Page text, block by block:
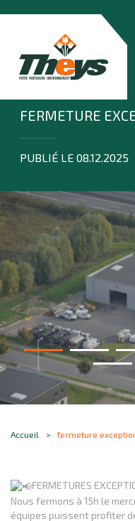
FERMETURE
PUBLIÉ LE 08.12.2025
Accueil fermeture
FERMETURES
Nous fermons à 15h le
équipes puissent profiter